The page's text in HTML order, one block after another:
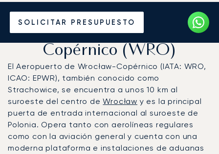
SOLICITAR PRESUPUESTO
Vuele en Jet Privado al
Aeropuerto de Wrocław-
Copérnico (WRO)
El Aeropuerto de Wrocław-Copérnico (IATA: WRO,
ICAO: EPWR), también conocido como
Strachowice, se encuentra a unos 10 km al
suroeste del centro deWrocław y es la principal
puerta de entrada internacional al suroeste de
Polonia. Opera tanto con aerolíneas regulares
como con la aviación general y cuenta con una
moderna plataforma e instalaciones de aduanas